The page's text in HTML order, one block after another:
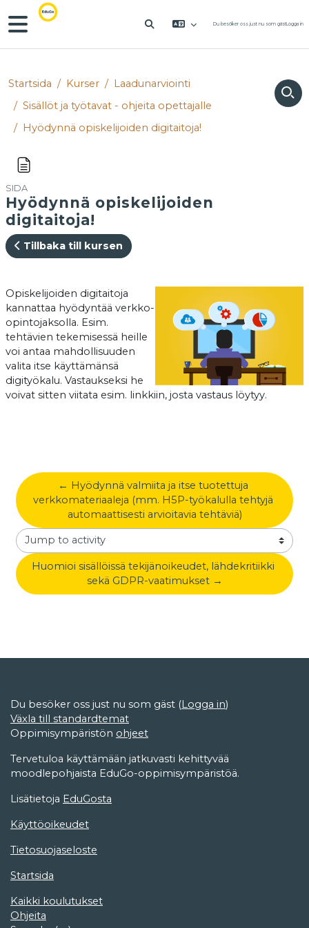
Gå direkt till huvudinnehåll
Sidopanel
VÄXLA SÖKINMATNING
Du besöker oss just nu som gästLogga in
Startsida Kurser
Laadunarviointi
Sisällöt ja työtavat - ohjeita opettajalle
Hyödynnä opiskelijoiden digitaitoja!
SIDA
Hyödynnä opiskelijoiden
digitaitoja!
Tillbaka till kursen
Opiskelijoiden digitaitoja
kannattaa hyödyntää verkko-
opintojaksolla. Esim.
tehtävien tekemisessä heille
voi antaa mahdollisuuden
valita itse käyttämänsä
digityökalu. Vastaukseksi he
voivat sitten viitata esim. linkkiin, josta vastaus löytyy.
← Hyödynnä valmiita ja itse tuotettuja
verkkomateriaaleja (mm. H5P-työkalulla tehtyjä
automaattisesti arvioitavia tehtäviä)
Jump to activity
Huomioi sisällöissä tekijänoikeudet, lähdekritiikki
sekä GDPR-vaatimukset →
Du besöker oss just nu som gäst (Logga in)
Växla till standardtemat
Oppimisympäristön ohjeet
Tervetuloa käyttämään jatkuvasti kehittyvää
moodlepohjaista EduGo-oppimisympäristöä.
Lisätietoja EduGosta
Käyttöoikeudet
Tietosuojaseloste
Startsida
Kaikki koulutukset
Ohjeita